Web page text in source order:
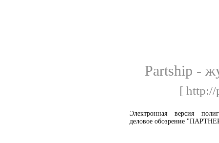
Partship -
[ http://
Электронная версия
деловое обозрение